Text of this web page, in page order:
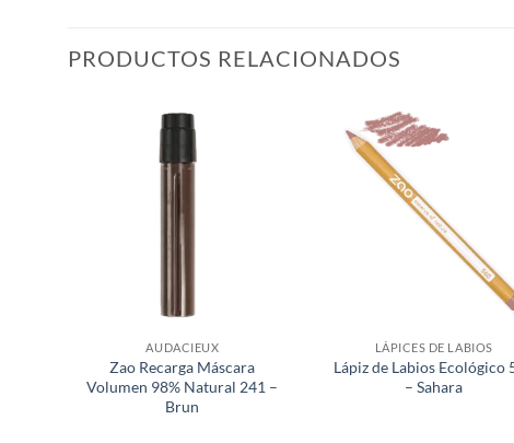
PRODUCTOS RELACIONADOS
AUDACIEUX
Zao Recarga Máscara
Volumen 98% Natural 241 –
Brun
LÁPICES DE LABIOS
Lápiz de Labios Ecológico
– Sahara